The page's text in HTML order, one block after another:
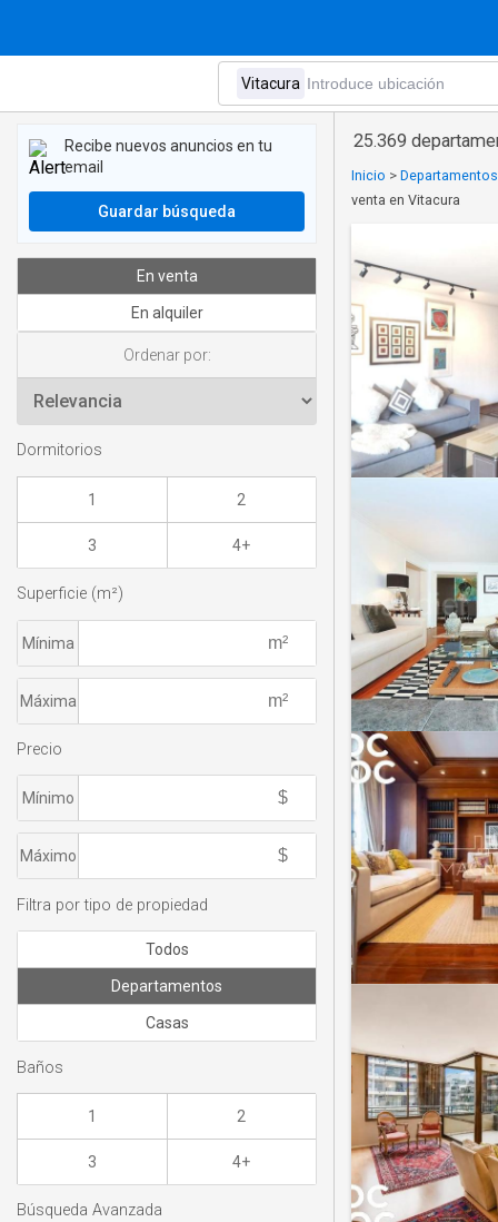
25.369
Inicio >
venta en Vitacura
Recibe nuevos anuncios en tu
email
Guardar búsqueda
En venta
En alquiler
Ordenar por:
Dormitorios
1 2
3 4+
Superficie (m²)
Mínima
Máxima
Precio
Mínimo
Máximo
Filtra por tipo de propiedad
Todos
Departamentos
Casas
Baños
1 2
3 4+
Búsqueda Avanzada